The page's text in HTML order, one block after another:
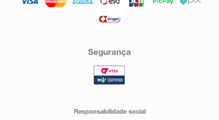
Segurança
Responsabilidade social